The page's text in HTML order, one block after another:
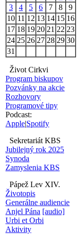
3
4 5 6 7 8
9
10 11 12 13 14 15 16
17 18 19 20 21 22 23
24 25 26 27 28 29 30
31
Život Cirkvi
Program biskupov
Pozvánky na akcie
Rozhovory
Programové tipy
Podcast:
Apple|Spotify
Sekretariát KBS
Jubilejný rok 2025
Synoda
Zamyslenia KBS
Pápež Lev XIV.
Životopis
Generálne audiencie
Anjel Pána [audio]
Urbi et Orbi
Aktivity